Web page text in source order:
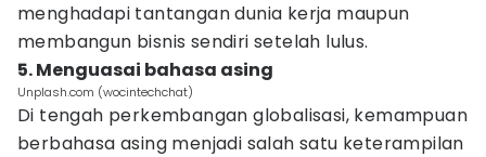
menghadapi tantangan dunia kerja maupun
membangun bisnis sendiri setelah lulus.
5. Menguasai bahasa asing
Unplash.com (wocintechchat)
Di tengah perkembangan globalisasi, kemampuan
berbahasa asing menjadi salah satu keterampilan